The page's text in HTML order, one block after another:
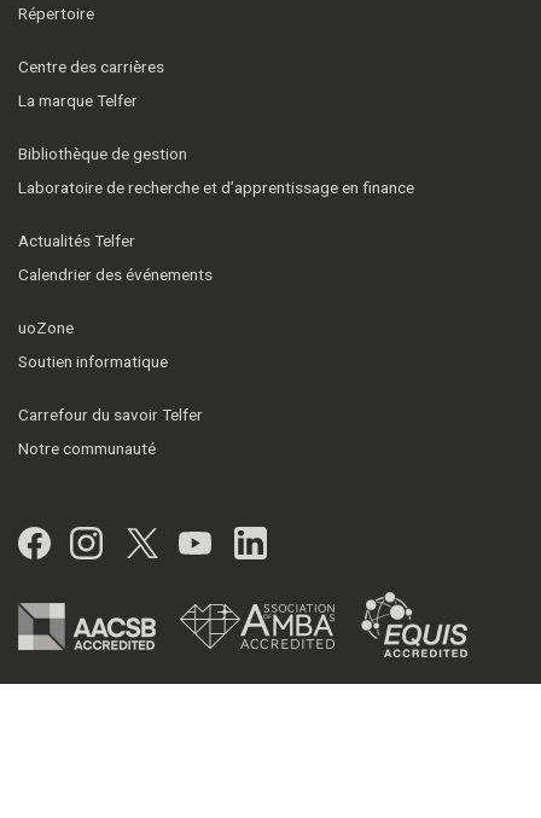
Répertoire
Centre des carrières
La marque Telfer
Bibliothèque de gestion
Laboratoire de recherche et d’apprentissage en finance
Actualités Telfer
Calendrier des événements
uoZone
Soutien informatique
Carrefour du savoir Telfer
Notre communauté
Facebook
Instagram
Twitter
YouTubeLinkedIn